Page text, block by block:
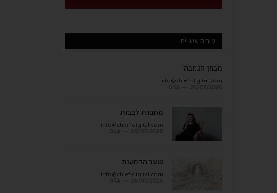
טורים אישיים
מבחן הגמבה
info@chief-digital.com
מחברת לבבות
info@chief-digital.com
שער הדמעות
info@chief-digital.com